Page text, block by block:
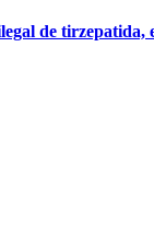
de tirzepatida,